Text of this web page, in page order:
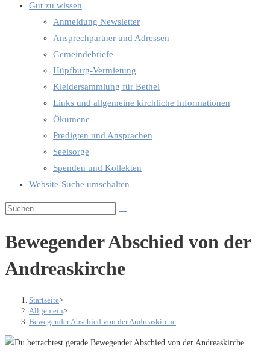
Gut zu wissen
Anmeldung Newsletter
Ansprechpartner und Adressen
Gemeindebriefe
Hüpfburg-Vermietung
Kleidersammlung für Bethel
Links und allgemeine kirchliche Informationen
Ökumene
Predigten und Ansprachen
Seelsorge
Spenden und Kollekten
Website-Suche umschalten
Bewegender Abschied von der
Andreaskirche
Startseite>
Allgemein>
Bewegender Abschied von der Andreaskirche